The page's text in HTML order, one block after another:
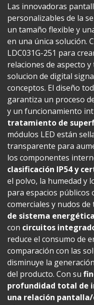
Las innovadoras
personalizables de la
un tamaño flexible y
en una única solución.
LDC031G-251 para
relaciones de aspecto
solucion de digital
conceptos. El diseño
garantiza un proceso
y un funcionamiento
tratamiento de
módulos LED están
transparente para
los componentes
clasificación IP54 y
el polvo, la humedad y
para espacios públicos
comerciales y nudos
de sistema
con circuitos
reduce el consumo de
comparación con las
disminuye la
del producto. Con su
profundidad total de
una relación pantalla/